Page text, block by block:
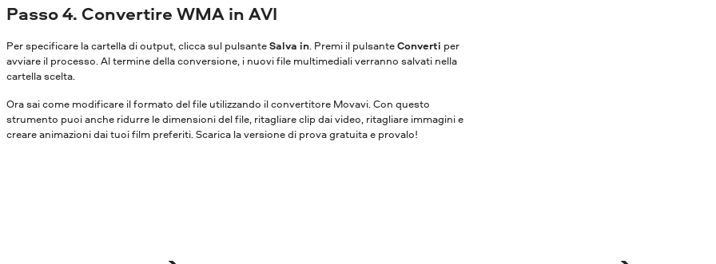
Passo 4. Convertire WMA in AVI
Per specificare la cartella di output, clicca sul pulsanteSalva in. Premi il pulsanteConverti per
avviare il processo. Al termine della conversione, i nuovi file multimediali verranno salvati nella
cartella scelta.
Ora sai come modificare il formato del file utilizzando il convertitore Movavi. Con questo
strumento puoi anche ridurre le dimensioni del file, ritagliare clip dai video, ritagliare immagini e
creare animazioni dai tuoi film preferiti. Scarica la versione di prova gratuita e provalo!